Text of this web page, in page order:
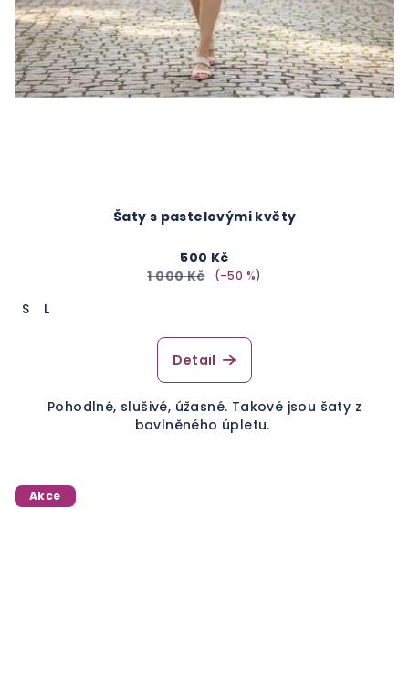
Šaty s pastelovými květy
500 Kč
1 000 Kč
(–50 %)
S L
Detail
Pohodlné, slušivé, úžasné. Takové jsou šaty z
bavlněného úpletu.
Akce